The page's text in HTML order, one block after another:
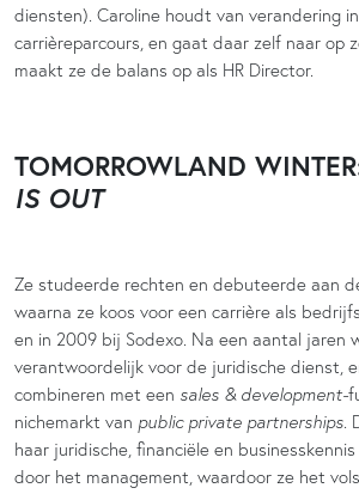
diensten). Caroline houdt van verandering
carrièreparcours, en gaat daar zelf naar op
maakt ze de balans op als HR Director.
TOMORROWLAND
IS OUT
Ze studeerde rechten en debuteerde aan
waarna ze koos voor een carrière als
en in 2009 bij Sodexo. Na een aantal jaren
verantwoordelijk voor de juridische dienst,
combineren met een sales & development-
nichemarkt van public private partnerships.
haar juridische, financiële en
door het management, waardoor ze het